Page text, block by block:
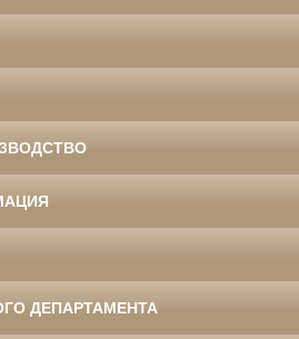
ДЕПАРТАМЕНТА